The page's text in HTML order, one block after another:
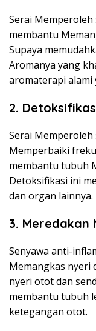
Serai
membantu
Supaya
Aromanya yang
aromaterapi alami
2.
Serai
Memperbaiki
membantu tubuh
Detoksifikasi ini
dan organ lainnya.
3. Meredakan
Senyawa anti-
Memangkas nyeri
nyeri otot dan
membantu tubuh
ketegangan otot.